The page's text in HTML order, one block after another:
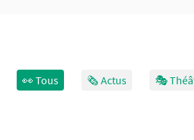
👀 Tous 🗞 Actus 🎭